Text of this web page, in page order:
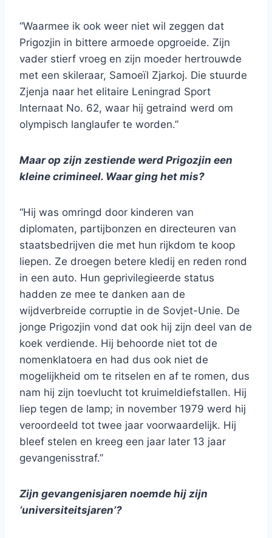
“Waarmee ik ook weer niet wil zeggen dat
Prigozjin in bittere armoede opgroeide. Zijn
vader stierf vroeg en zijn moeder hertrouwde
met een skileraar, Samoeïl Zjarkoj. Die stuurde
Zjenja naar het elitaire Leningrad Sport
Internaat No. 62, waar hij getraind werd om
olympisch langlaufer te worden.”
Maar op zijn zestiende werd Prigozjin een
kleine crimineel. Waar ging het mis?
“Hij was omringd door kinderen van
diplomaten, partijbonzen en directeuren van
staatsbedrijven die met hun rijkdom te koop
liepen. Ze droegen betere kledij en reden rond
in een auto. Hun geprivilegieerde status
hadden ze mee te danken aan de
wijdverbreide corruptie in de Sovjet-Unie. De
jonge Prigozjin vond dat ook hij zijn deel van de
koek verdiende. Hij behoorde niet tot de
nomenklatoera en had dus ook niet de
mogelijkheid om te ritselen en af te romen, dus
nam hij zijn toevlucht tot kruimeldiefstallen. Hij
liep tegen de lamp; in november 1979 werd hij
veroordeeld tot twee jaar voorwaardelijk. Hij
bleef stelen en kreeg een jaar later 13 jaar
gevangenisstraf.”
Zijn gevangenisjaren noemde hij zijn
‘universiteitsjaren’?